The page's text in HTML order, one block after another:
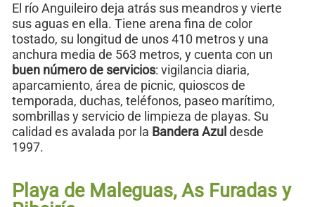
El río Anguileiro deja atrás sus meandros y vierte
sus aguas en ella. Tiene arena fina de color
tostado, su longitud de unos 410 metros y una
anchura media de 563 metros, y cuenta con un
buen número de servicios: vigilancia diaria,
aparcamiento, área de picnic, quioscos de
temporada, duchas, teléfonos, paseo marítimo,
sombrillas y servicio de limpieza de playas. Su
calidad es avalada por la Bandera Azul desde
1997.
Playa de Maleguas, As Furadas y